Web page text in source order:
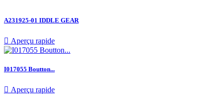
A231925-01 IDDLE GEAR
 Aperçu rapide
I017055 Boutton...
 Aperçu rapide